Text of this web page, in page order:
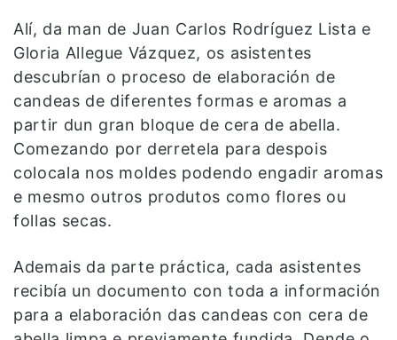
Alí, da man de Juan Carlos Rodríguez Lista e
Gloria Allegue Vázquez, os asistentes
descubrían o proceso de elaboración de
candeas de diferentes formas e aromas a
partir dun gran bloque de cera de abella.
Comezando por derretela para despois
colocala nos moldes podendo engadir aromas
e mesmo outros produtos como flores ou
follas secas.
Ademais da parte práctica, cada asistentes
recibía un documento con toda a información
para a elaboración das candeas con cera de